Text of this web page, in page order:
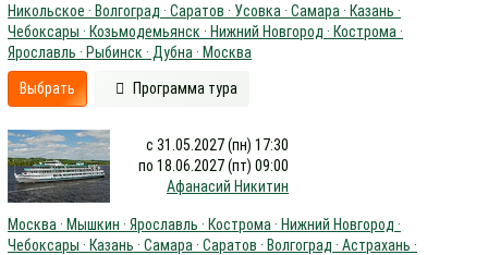
Никольское · Волгоград · Саратов · Усовка · Самара · Казань ·
Чебоксары · Козьмодемьянск · Нижний Новгород · Кострома ·
Ярославль · Рыбинск · Дубна · Москва
Выбрать Программа тура
с 31.05.2027 (пн) 17:30
по 18.06.2027 (пт) 09:00
Афанасий Никитин
Москва · Мышкин · Ярославль · Кострома · Нижний Новгород ·
Чебоксары · Казань · Самара · Саратов · Волгоград · Астрахань ·